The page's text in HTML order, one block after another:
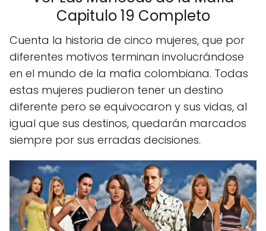
Capitulo 19 Completo
Cuenta la historia de cinco mujeres, que por
diferentes motivos terminan involucrándose
en el mundo de la mafia colombiana. Todas
estas mujeres pudieron tener un destino
diferente pero se equivocaron y sus vidas, al
igual que sus destinos, quedarán marcados
siempre por sus erradas decisiones.